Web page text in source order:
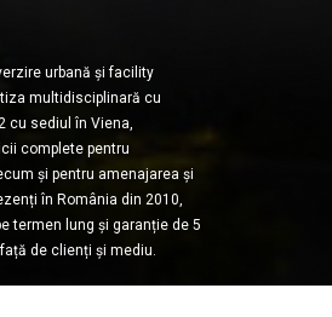
urbană și facility
multidisciplinară cu
cu sediul în Viena,
complete pentru
și pentru amenajarea și
în România din 2010,
termen lung și garanție de 5
de clienți și mediu.